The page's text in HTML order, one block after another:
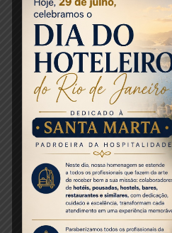
Fonte:Mercado&Eventos
Share this entry